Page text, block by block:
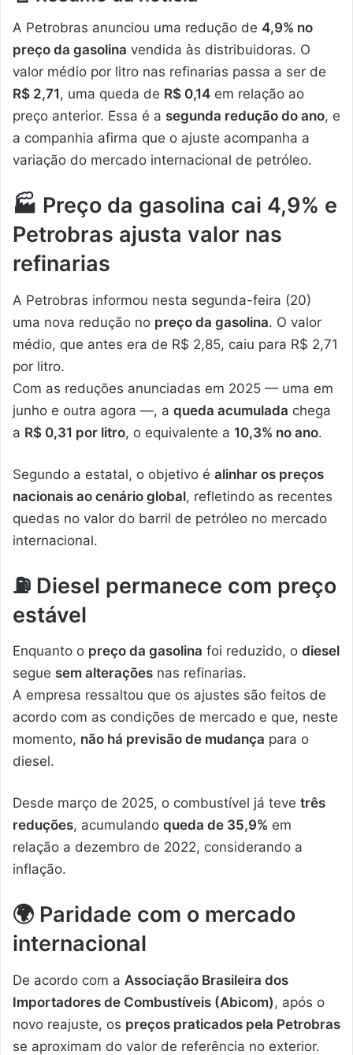
A Petrobras anunciou uma redução de 4,9% no
preço da gasolina vendida às distribuidoras. O
valor médio por litro nas refinarias passa a ser de
R$ 2,71, uma queda de R$ 0,14 em relação ao
preço anterior. Essa é a segunda redução do ano, e
a companhia afirma que o ajuste acompanha a
variação do mercado internacional de petróleo.
🏭 Preço da gasolina cai 4,9% e
Petrobras ajusta valor nas
refinarias
A Petrobras informou nesta segunda-feira (20)
uma nova redução no preço da gasolina. O valor
médio, que antes era de R$ 2,85, caiu para R$ 2,71
por litro.
Com as reduções anunciadas em 2025 — uma em
junho e outra agora —, a queda acumulada chega
a R$ 0,31 por litro, o equivalente a 10,3% no ano.
Segundo a estatal, o objetivo é alinhar os preços
nacionais ao cenário global, refletindo as recentes
quedas no valor do barril de petróleo no mercado
internacional.
⛽ Diesel permanece com preço
estável
Enquanto o preço da gasolina foi reduzido, o diesel
segue sem alterações nas refinarias.
A empresa ressaltou que os ajustes são feitos de
acordo com as condições de mercado e que, neste
momento, não há previsão de mudança para o
diesel.
Desde março de 2025, o combustível já teve três
reduções, acumulando queda de 35,9% em
relação a dezembro de 2022, considerando a
inflação.
🌍 Paridade com o mercado
internacional
De acordo com a Associação Brasileira dos
Importadores de Combustíveis (Abicom) , após o
novo reajuste, os preços praticados pela Petrobras
se aproximam do valor de referência no exterior.